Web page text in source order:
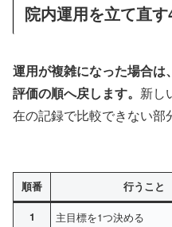
院内運用を立て直
運用が複雑になった場合
評価の順へ戻します。 新し
在の記録で比較できない部
順番 行うこと
1 主目標を1つ決める